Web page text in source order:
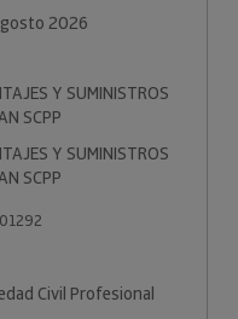
2026
Y SUMINISTROS
SCPP
Y SUMINISTROS
SCPP
Civil Profesional